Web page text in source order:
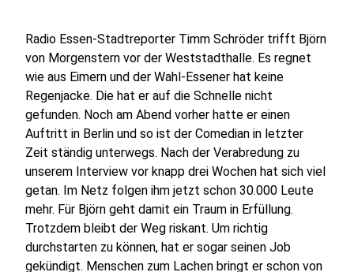
Radio Essen-Stadtreporter Timm Schröder trifft Björn
von Morgenstern vor der Weststadthalle. Es regnet
wie aus Eimern und der Wahl-Essener hat keine
Regenjacke. Die hat er auf die Schnelle nicht
gefunden. Noch am Abend vorher hatte er einen
Auftritt in Berlin und so ist der Comedian in letzter
Zeit ständig unterwegs. Nach der Verabredung zu
unserem Interview vor knapp drei Wochen hat sich viel
getan. Im Netz folgen ihm jetzt schon 30.000 Leute
mehr. Für Björn geht damit ein Traum in Erfüllung.
Trotzdem bleibt der Weg riskant. Um richtig
durchstarten zu können, hat er sogar seinen Job
gekündigt. Menschen zum Lachen bringt er schon von